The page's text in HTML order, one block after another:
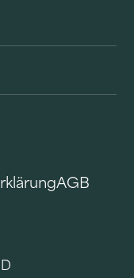
AGB